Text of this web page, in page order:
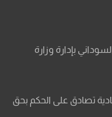
بإدارة وزارة
تصادق على الحكم بحق